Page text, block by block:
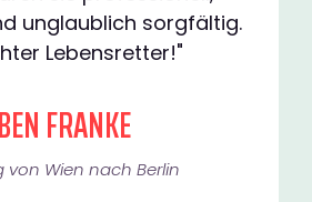
unglaublich sorgfältig.
Lebensretter!"
BEN FRANKE
von Wien nach Berlin